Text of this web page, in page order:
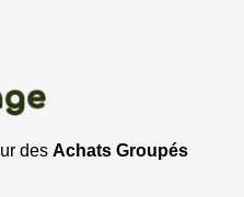
des Achats Groupés